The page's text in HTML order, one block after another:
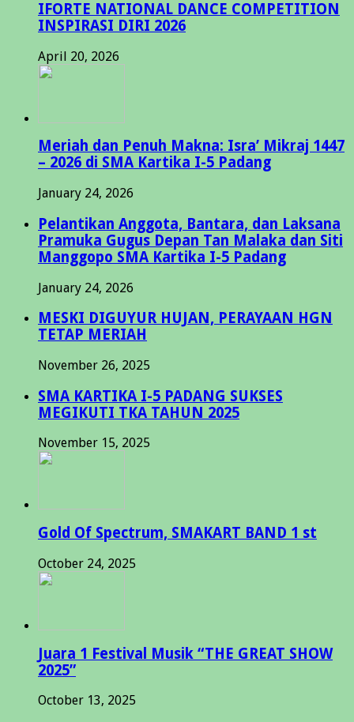
IFORTE NATIONAL DANCE COMPETITION
INSPIRASI DIRI 2026
April 20, 2026
Meriah dan Penuh Makna: Isra’ Mikraj 1447
– 2026 di SMA Kartika I-5 Padang
January 24, 2026
Pelantikan Anggota, Bantara, dan Laksana
Pramuka Gugus Depan Tan Malaka dan Siti
Manggopo SMA Kartika I-5 Padang
January 24, 2026
MESKI DIGUYUR HUJAN, PERAYAAN HGN
TETAP MERIAH
November 26, 2025
SMA KARTIKA I-5 PADANG SUKSES
MEGIKUTI TKA TAHUN 2025
November 15, 2025
Gold Of Spectrum, SMAKART BAND 1 st
October 24, 2025
Juara 1 Festival Musik “THE GREAT SHOW
2025”
October 13, 2025